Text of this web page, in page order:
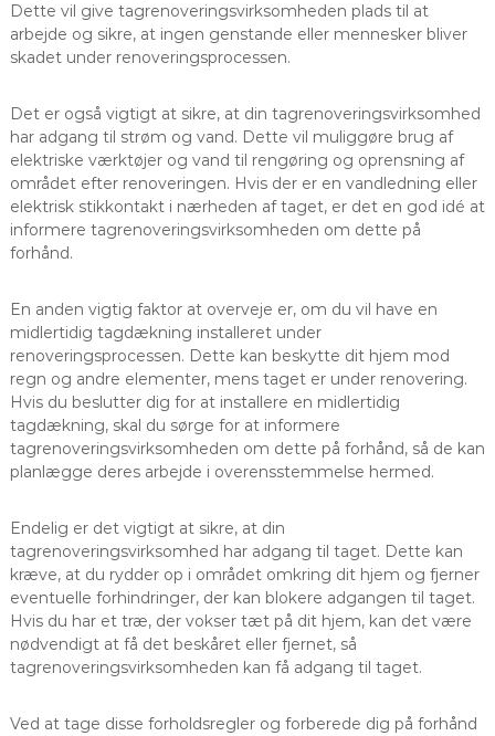
Dette vil give tagrenoveringsvirksomheden plads til at
arbejde og sikre, at ingen genstande eller mennesker bliver
skadet under renoveringsprocessen.
Det er også vigtigt at sikre, at din tagrenoveringsvirksomhed
har adgang til strøm og vand. Dette vil muliggøre brug af
elektriske værktøjer og vand til rengøring og oprensning af
området efter renoveringen. Hvis der er en vandledning eller
elektrisk stikkontakt i nærheden af taget, er det en god idé at
informere tagrenoveringsvirksomheden om dette på
forhånd.
En anden vigtig faktor at overveje er, om du vil have en
midlertidig tagdækning installeret under
renoveringsprocessen. Dette kan beskytte dit hjem mod
regn og andre elementer, mens taget er under renovering.
Hvis du beslutter dig for at installere en midlertidig
tagdækning, skal du sørge for at informere
tagrenoveringsvirksomheden om dette på forhånd, så de kan
planlægge deres arbejde i overensstemmelse hermed.
Endelig er det vigtigt at sikre, at din
tagrenoveringsvirksomhed har adgang til taget. Dette kan
kræve, at du rydder op i området omkring dit hjem og fjerner
eventuelle forhindringer, der kan blokere adgangen til taget.
Hvis du har et træ, der vokser tæt på dit hjem, kan det være
nødvendigt at få det beskåret eller fjernet, så
tagrenoveringsvirksomheden kan få adgang til taget.
Ved at tage disse forholdsregler og forberede dig på forhånd